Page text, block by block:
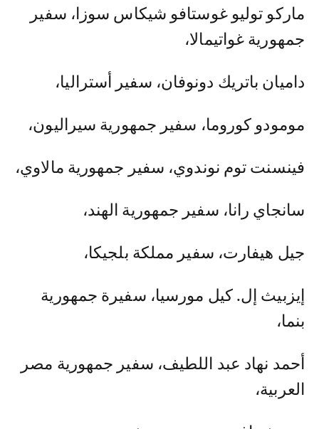
ماركو توليو غوستافو شيكاس سوزا، سفير
جمهورية غواتيمالا،
داميان باتريك دونوفان، سفير أستراليا،
مومودو كوروما، سفير جمهورية سيراليون،
فينسنت توم نوندوي، سفير جمهورية مالاوي،
سانجاي رانا، سفير جمهورية الهند،
جيل هيفارت، سفير مملكة بلجيكا،
إيزبيث إل. كيل مورسيا، سفيرة جمهورية
بنما،
أحمد نهاد عبد اللطيف، سفير جمهورية مصر
العربية،